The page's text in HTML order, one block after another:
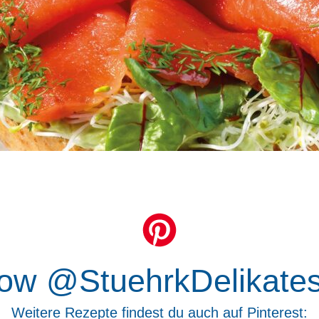
Weitere Rezepte findest du auch auf Pinterest: